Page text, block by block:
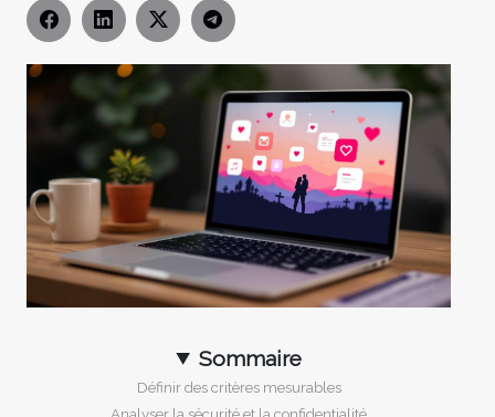
Sommaire
Définir des critères mesurables
Analyser la sécurité et la confidentialité